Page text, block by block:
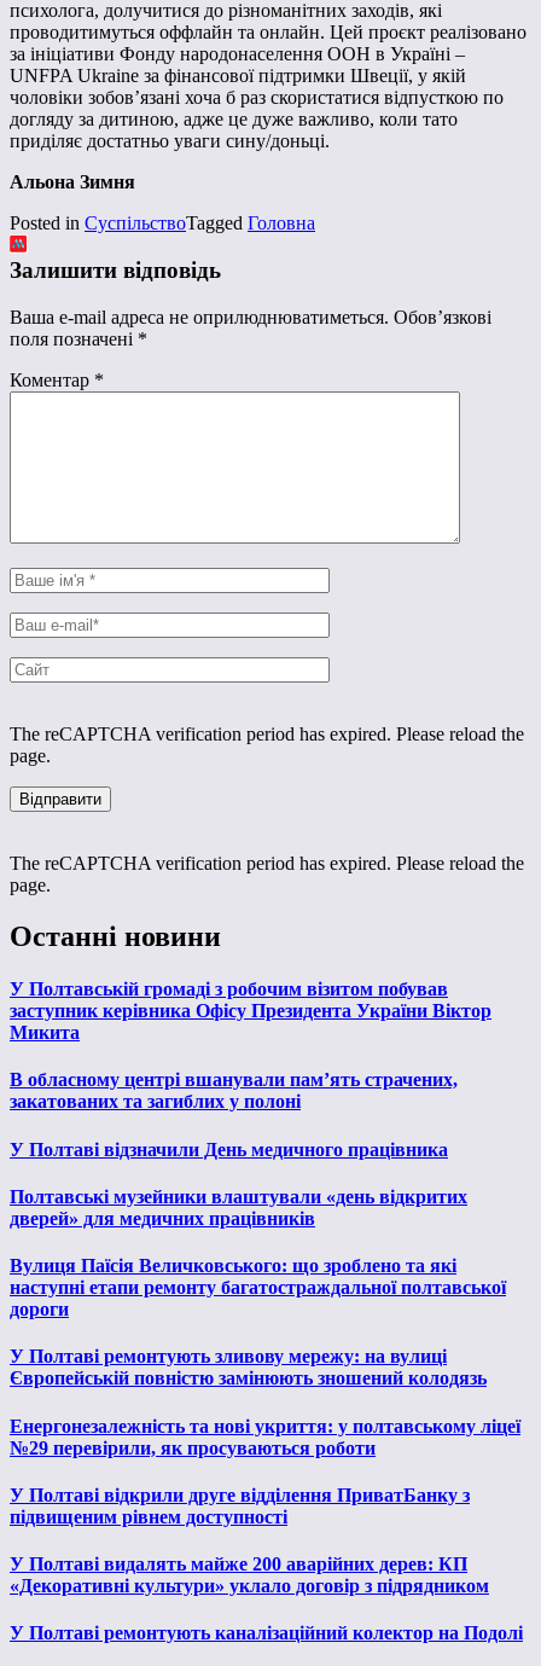
психолога, долучитися до різноманітних заходів, які
проводитимуться оффлайн та онлайн. Цей проєкт реалізовано
за ініціативи Фонду народонаселення ООН в Україні –
UNFPA Ukraine за фінансової підтримки Швеції, у якій
чоловіки зобов’язані хоча б раз скористатися відпусткою по
догляду за дитиною, адже це дуже важливо, коли тато
приділяє достатньо уваги сину/доньці.
Альона Зимня
Posted in СуспільствоTagged Головна
Залишити відповідь
Ваша e-mail адреса не оприлюднюватиметься. Обов’язкові
поля позначені *
Коментар *
The reCAPTCHA verification period has expired. Please reload the
page.
The reCAPTCHA verification period has expired. Please reload the
page.
Останні новини
У Полтавській громаді з робочим візитом побував
заступник керівника Офісу Президента України Віктор
Микита
В обласному центрі вшанували пам’ять страчених,
закатованих та загиблих у полоні
У Полтаві відзначили День медичного працівника
Полтавські музейники влаштували «день відкритих
дверей» для медичних працівників
Вулиця Паїсія Величковського: що зроблено та які
наступні етапи ремонту багатостраждальної полтавської
дороги
У Полтаві ремонтують зливову мережу: на вулиці
Європейській повністю замінюють зношений колодязь
Енергонезалежність та нові укриття: у полтавському ліцеї
№29 перевірили, як просуваються роботи
У Полтаві відкрили друге відділення ПриватБанку з
підвищеним рівнем доступності
У Полтаві видалять майже 200 аварійних дерев: КП
«Декоративні культури» уклало договір з підрядником
У Полтаві ремонтують каналізаційний колектор на Подолі